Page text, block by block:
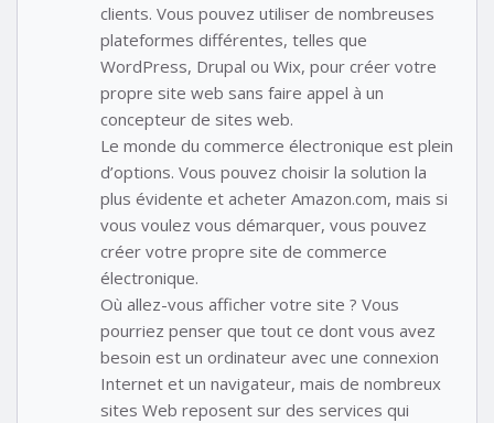
clients. Vous pouvez utiliser de nombreuses
plateformes différentes, telles que
WordPress, Drupal ou Wix, pour créer votre
propre site web sans faire appel à un
concepteur de sites web.
Le monde du commerce électronique est plein
d’options. Vous pouvez choisir la solution la
plus évidente et acheter Amazon.com, mais si
vous voulez vous démarquer, vous pouvez
créer votre propre site de commerce
électronique.
Où allez-vous afficher votre site ? Vous
pourriez penser que tout ce dont vous avez
besoin est un ordinateur avec une connexion
Internet et un navigateur, mais de nombreux
sites Web reposent sur des services qui